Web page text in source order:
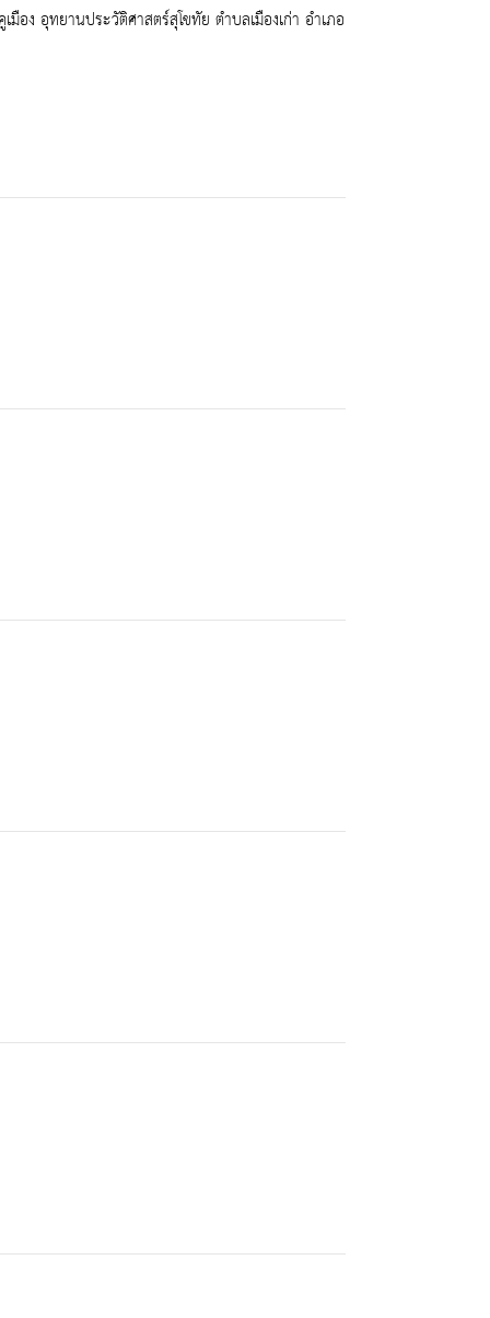
มือง อุทยานประวัติศาสตร์สุโขทัย ตำบลเมืองเก่า อำเภอ